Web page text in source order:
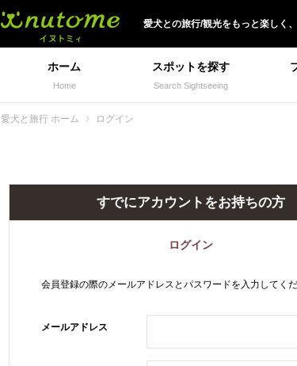
愛犬との旅行/観光をもっと楽しく、
ホーム
Home
スポットを探す
Search Sightseeing
愛犬と旅行 ホーム ログイン
すでにアカウントをお持ちの方
ログイン
会員登録の際のメールアドレスとパスワードを入力してくだ
メールアドレス